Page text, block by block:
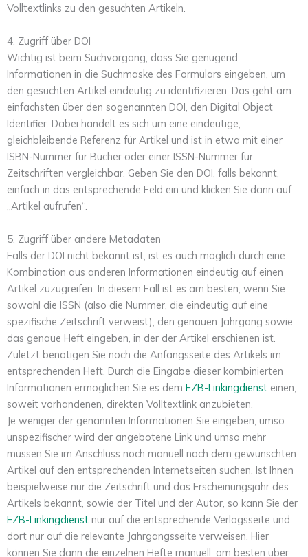
Volltextlinks zu den gesuchten Artikeln.
4. Zugriff über DOI
Wichtig ist beim Suchvorgang, dass Sie genügend
Informationen in die Suchmaske des Formulars eingeben, um
den gesuchten Artikel eindeutig zu identifizieren. Das geht am
einfachsten über den sogenannten DOI, den Digital Object
Identifier. Dabei handelt es sich um eine eindeutige,
gleichbleibende Referenz für Artikel und ist in etwa mit einer
ISBN-Nummer für Bücher oder einer ISSN-Nummer für
Zeitschriften vergleichbar. Geben Sie den DOI, falls bekannt,
einfach in das entsprechende Feld ein und klicken Sie dann auf
„Artikel aufrufen“.
5. Zugriff über andere Metadaten
Falls der DOI nicht bekannt ist, ist es auch möglich durch eine
Kombination aus anderen Informationen eindeutig auf einen
Artikel zuzugreifen. In diesem Fall ist es am besten, wenn Sie
sowohl die ISSN (also die Nummer, die eindeutig auf eine
spezifische Zeitschrift verweist), den genauen Jahrgang sowie
das genaue Heft eingeben, in der der Artikel erschienen ist.
Zuletzt benötigen Sie noch die Anfangsseite des Artikels im
entsprechenden Heft. Durch die Eingabe dieser kombinierten
Informationen ermöglichen Sie es dem EZB-Linkingdienst einen,
soweit vorhandenen, direkten Volltextlink anzubieten.
Je weniger der genannten Informationen Sie eingeben, umso
unspezifischer wird der angebotene Link und umso mehr
müssen Sie im Anschluss noch manuell nach dem gewünschten
Artikel auf den entsprechenden Internetseiten suchen. Ist Ihnen
beispielweise nur die Zeitschrift und das Erscheinungsjahr des
Artikels bekannt, sowie der Titel und der Autor, so kann Sie der
EZB-Linkingdienst nur auf die entsprechende Verlagsseite und
dort nur auf die relevante Jahrgangsseite verweisen. Hier
können Sie dann die einzelnen Hefte manuell, am besten über